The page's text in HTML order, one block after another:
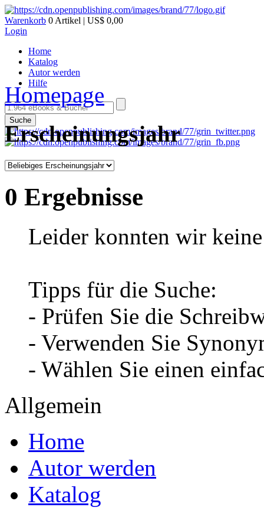
Warenkorb 0 Artikel | US$ 0,00
Login
Home
Katalog
Autor werden
Hilfe
Suche
Homepage
Erscheinungsjahr
0 Ergebnisse
Leider konnten wir
Tipps für die Suche:
- Prüfen Sie die
- Verwenden Sie
- Wählen Sie einen
Allgemein
Home
Autor werden
Katalog